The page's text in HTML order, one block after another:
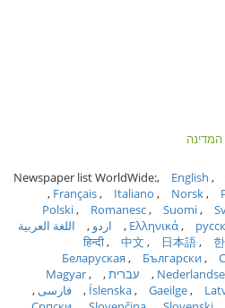
Newspaper list WorldWide: English
Français
Italiano Norsk
Polski
Romanesc Suomi
Ελληνικά
اردو
اللغة العربية
हिन्दी
中文 日本語
Беларуская
Български
Nederlandse
עברית
Magyar
Íslenska
Gaeilge
فارسی